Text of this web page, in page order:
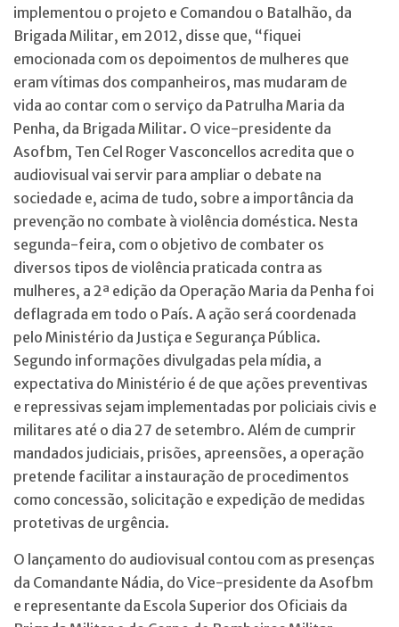
implementou o projeto e Comandou o Batalhão, da
Brigada Militar, em 2012, disse que, “fiquei
emocionada com os depoimentos de mulheres que
eram vítimas dos companheiros, mas mudaram de
vida ao contar com o serviço da Patrulha Maria da
Penha, da Brigada Militar. O vice-presidente da
Asofbm, Ten Cel Roger Vasconcellos acredita que o
audiovisual vai servir para ampliar o debate na
sociedade e, acima de tudo, sobre a importância da
prevenção no combate à violência doméstica. Nesta
segunda-feira, com o objetivo de combater os
diversos tipos de violência praticada contra as
mulheres, a 2ª edição da Operação Maria da Penha foi
deflagrada em todo o País. A ação será coordenada
pelo Ministério da Justiça e Segurança Pública.
Segundo informações divulgadas pela mídia, a
expectativa do Ministério é de que ações preventivas
e repressivas sejam implementadas por policiais civis e
militares até o dia 27 de setembro. Além de cumprir
mandados judiciais, prisões, apreensões, a operação
pretende facilitar a instauração de procedimentos
como concessão, solicitação e expedição de medidas
protetivas de urgência.
O lançamento do audiovisual contou com as presenças
da Comandante Nádia, do Vice-presidente da Asofbm
e representante da Escola Superior dos Oficiais da